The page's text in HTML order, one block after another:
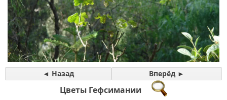
◄ Назад Вперёд ►
Цветы Гефсимании